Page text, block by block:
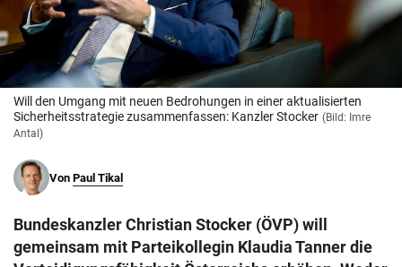
© Krone Multimedia GmbH & Co KG 2026
Muthgasse 2, 1190 Wien
Will den Umgang mit neuen Bedrohungen in einer aktualisierten
Sicherheitsstrategie zusammenfassen: Kanzler Stocker (Bild: Imre
Antal)
Von Paul Tikal
Bundeskanzler Christian Stocker (ÖVP) will
gemeinsam mit Parteikollegin Klaudia Tanner die